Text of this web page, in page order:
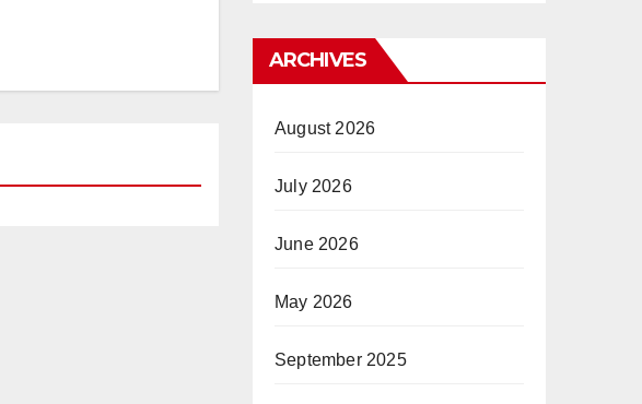
ARCHIVES
August 2026
July 2026
June 2026
May 2026
September 2025